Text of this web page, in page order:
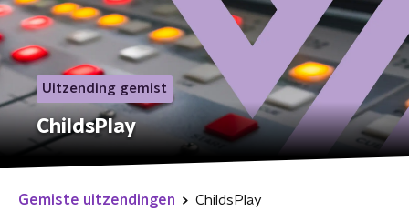
Uitzending gemist
ChildsPlay
Gemiste uitzendingen ChildsPlay